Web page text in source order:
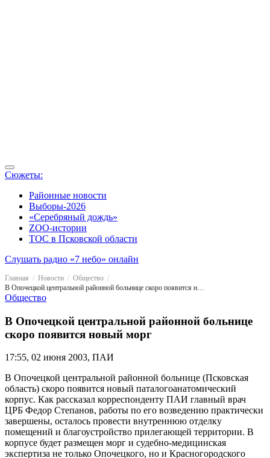
Сюжеты:
Районные новости
Выборы-2026
«Серебряный дождь»
ZOO-истории
ТОС в Псковской области
Слушать радио «7 небо» онлайн
Главная Новости
Общество
В Опочецкой центральной районной больнице скоро появится новый морг
Общество
В Опочецкой центральной районной больнице
скоро появится новый морг
17:55, 02 июня 2003, ПАИ
В Опочецкой центральной районной больнице (Псковская
область) скоро появится новый паталогоанатомический
корпус. Как рассказал корреспонденту ПАИ главный врач
ЦРБ Федор Степанов, работы по его возведению практически
завершены, осталось провести внутреннюю отделку
помещений и благоустройство прилегающей территории. В
корпусе будет размещен морг и судебно-медицинская
экспертиза не только Опочецкого, но и Красногородского